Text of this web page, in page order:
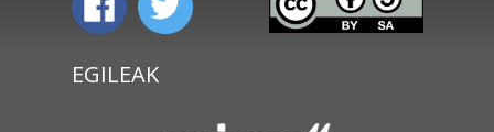
EGILEAK